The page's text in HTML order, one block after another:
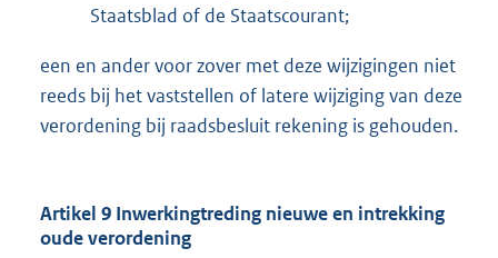
Staatsblad of de Staatscourant;
een en ander voor zover met deze wijzigingen niet
reeds bij het vaststellen of latere wijziging van deze
verordening bij raadsbesluit rekening is gehouden.
Artikel 9 Inwerkingtreding nieuwe en intrekking
oude verordening